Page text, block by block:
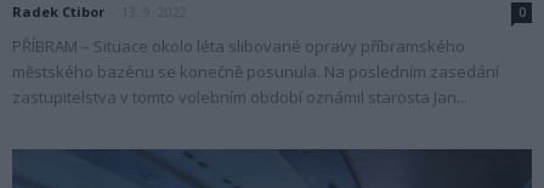
Radek Ctibor 0
PŘÍBRAM – Situace okolo léta slibované opravy příbramského
městského bazénu se konečně posunula. Na posledním zasedání
zastupitelstva v tomto volebním období oznámil starosta Jan...